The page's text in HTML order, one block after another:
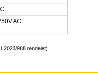
AC
2023/988 rendelet)